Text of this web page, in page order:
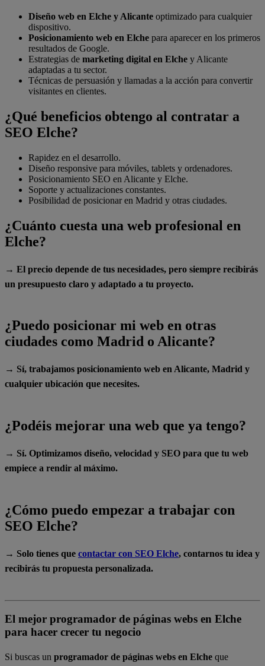
Diseño web en Elche y Alicante optimizado para cualquier
dispositivo.
Posicionamiento web en Elche para aparecer en los primeros
resultados de Google.
Estrategias de marketing digital en Elche y Alicante
adaptadas a tu sector.
Técnicas de persuasión y llamadas a la acción para convertir
visitantes en clientes.
¿Qué beneficios obtengo al contratar a
SEO Elche?
Rapidez en el desarrollo.
Diseño responsive para móviles, tablets y ordenadores.
Posicionamiento SEO en Alicante y Elche.
Soporte y actualizaciones constantes.
Posibilidad de posicionar en Madrid y otras ciudades.
¿Cuánto cuesta una web profesional en
Elche?
→ El precio depende de tus necesidades, pero siempre recibirás
un presupuesto claro y adaptado a tu proyecto.
¿Puedo posicionar mi web en otras
ciudades como Madrid o Alicante?
→ Sí, trabajamos posicionamiento web en Alicante, Madrid y
cualquier ubicación que necesites.
¿Podéis mejorar una web que ya tengo?
→ Sí. Optimizamos diseño, velocidad y SEO para que tu web
empiece a rendir al máximo.
¿Cómo puedo empezar a trabajar con
SEO Elche?
→ Solo tienes que contactar con SEO Elche, contarnos tu idea y
recibirás tu propuesta personalizada.
El mejor programador de páginas webs en Elche
para hacer crecer tu negocio
Si buscas un programador de páginas webs en Elche que